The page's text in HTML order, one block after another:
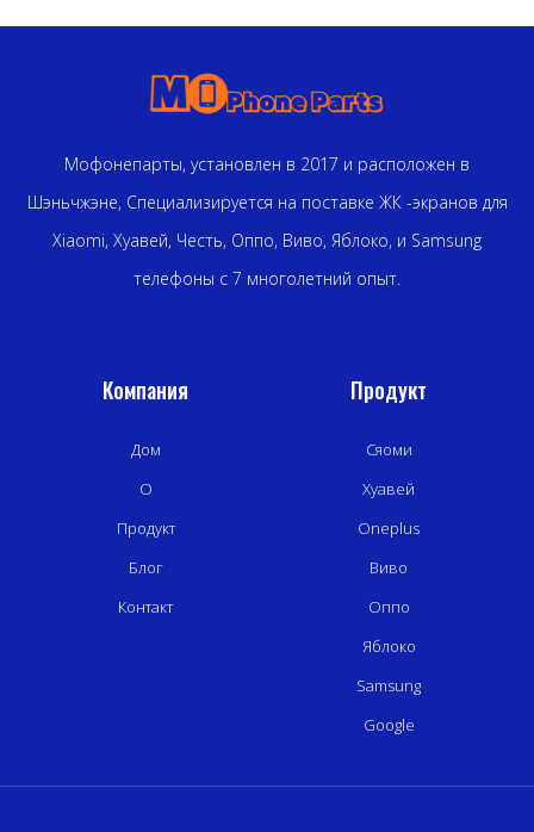
Мофонепарты, установлен в 2017 и расположен в
Шэньчжэне, Специализируется на поставке ЖК -экранов для
Xiaomi, Хуавей, Честь, Оппо, Виво, Яблоко, и Samsung
телефоны с 7 многолетний опыт.
Компания
Дом
О
Продукт
Блог
Контакт
Продукт
Сяоми
Хуавей
Oneplus
Виво
Оппо
Яблоко
Samsung
Google